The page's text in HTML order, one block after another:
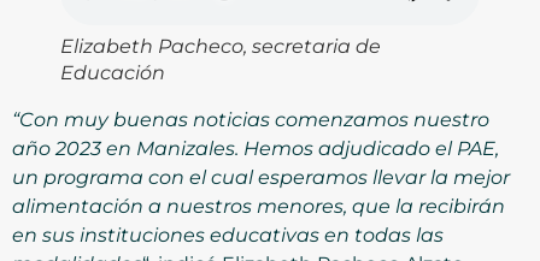
Elizabeth Pacheco, secretaria de
Educación
“Con muy buenas noticias comenzamos nuestro
año 2023 en Manizales. Hemos adjudicado el PAE,
un programa con el cual esperamos llevar la mejor
alimentación a nuestros menores, que la recibirán
en sus instituciones educativas en todas las